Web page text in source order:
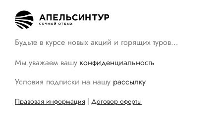
Будьте в курсе новых акций и горящих туров…
Мы уважаем вашу конфиденциальность
Условия подписки на нашу рассылку
Правовая информация | Договор оферты